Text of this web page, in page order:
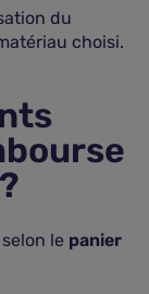
du
choisi.
le panier